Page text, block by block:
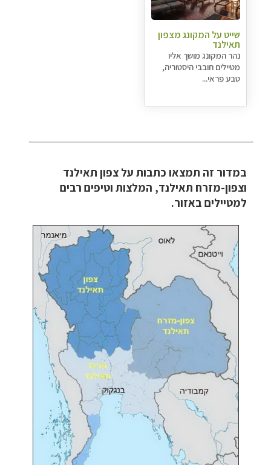
שייט על המקונג מצפון
תאילנד
נהר המקונג מושך אליו
מטיילים חובבי היסטוריה,
טבע פראי...
במדור זה תמצאו כתבות על צפון תאילנד
וצפון-מזרח תאילנד, המלצות וטיפים רבים
למטיילים באזור.​